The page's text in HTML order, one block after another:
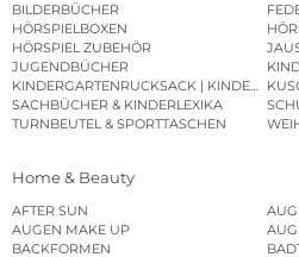
BILDERBÜCHER
HÖRSPIELBOXEN
HÖRSPIEL ZUBEHÖR
JUGENDBÜCHER
KINDERGARTENRUCKSACK |
SACHBÜCHER & KINDERLEXIKA
TURNBEUTEL & SPORTTASCHEN
Home & Beauty
AFTER SUN
AUGEN MAKE UP
BACKFORMEN